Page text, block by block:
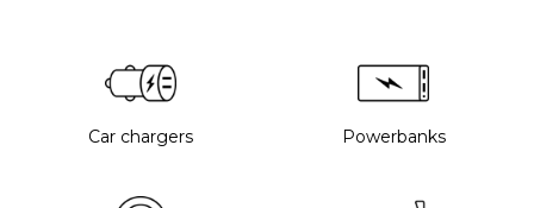
Car chargers Powerbanks